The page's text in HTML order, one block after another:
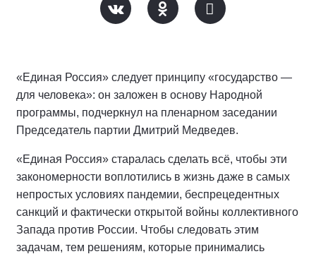
«Единая Россия» следует принципу «государство —
для человека»: он заложен в основу Народной
программы, подчеркнул на пленарном заседании
Председатель партии Дмитрий Медведев.
«Единая Россия» старалась сделать всё, чтобы эти
закономерности воплотились в жизнь даже в самых
непростых условиях пандемии, беспрецедентных
санкций и фактически открытой войны коллективного
Запада против России. Чтобы следовать этим
задачам, тем решениям, которые принимались